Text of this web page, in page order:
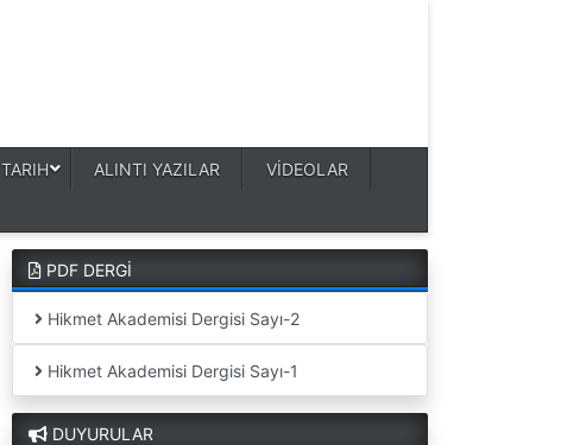
TARIH ALINTI YAZILAR VİDEOLAR
PDF DERGİ
Hikmet Akademisi Dergisi Sayı-2
Hikmet Akademisi Dergisi Sayı-1
DUYURULAR